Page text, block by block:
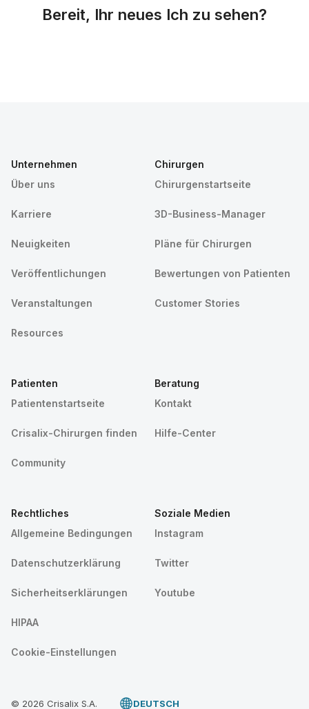
Bereit, Ihr neues Ich zu sehen?
Unternehmen
Über uns
Karriere
Neuigkeiten
Veröffentlichungen
Veranstaltungen
Resources
Chirurgen
Chirurgenstartseite
3D-Business-Manager
Pläne für Chirurgen
Bewertungen von Patienten
Customer Stories
Patienten
Patientenstartseite
Crisalix-Chirurgen finden
Community
Beratung
Kontakt
Hilfe-Center
Rechtliches
Allgemeine Bedingungen
Datenschutzerklärung
Sicherheitserklärungen
HIPAA
Cookie-Einstellungen
Soziale Medien
Instagram
Twitter
Youtube
© 2026 Crisalix S.A. DEUTSCH